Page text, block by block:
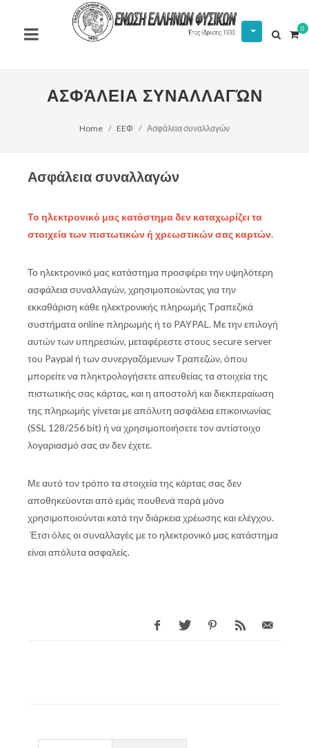
0
ΑΣΦΆΛΕΙΑ ΣΥΝΑΛΛΑΓΏΝ
Home EEΦ Ασφάλεια συναλλαγών
Ασφάλεια συναλλαγών
Το ηλεκτρονικό μας κατάστημα δεν καταχωρίζει τα
στοιχεία των πιστωτικών ή χρεωστικών σας καρτών.
Το ηλεκτρονικό μας κατάστημα προσφέρει την υψηλότερη
ασφάλεια συναλλαγών, χρησιμοποιώντας για την
εκκαθάριση κάθε ηλεκτρονικής πληρωμής Τραπεζικά
συστήματα online πληρωμής ή το PAYPAL. Με την επιλογή
αυτών των υπηρεσιών, μεταφέρεστε στους secure server
του Paypal ή των συνεργαζόμενων Τραπεζών, όπου
μπορείτε να πληκτρολογήσετε απευθείας τα στοιχεία της
πιστωτικής σας κάρτας, και η αποστολή και διεκπεραίωση
της πληρωμής γίνεται με απόλυτη ασφάλεια επικοινωνίας
(SSL 128/256 bit) ή να χρησιμοποιήσετε τον αντίστοιχο
λογαριασμό σας αν δεν έχετε.
Με αυτό τον τρόπο τα στοιχεία της κάρτας σας δεν
αποθηκεύονται από εμάς πουθενά παρά μόνο
χρησιμοποιούνται κατά την διάρκεια χρέωσης και ελέγχου.
Έτσι όλες οι συναλλαγές με το ηλεκτρονικό μας κατάστημα
είναι απόλυτα ασφαλείς.